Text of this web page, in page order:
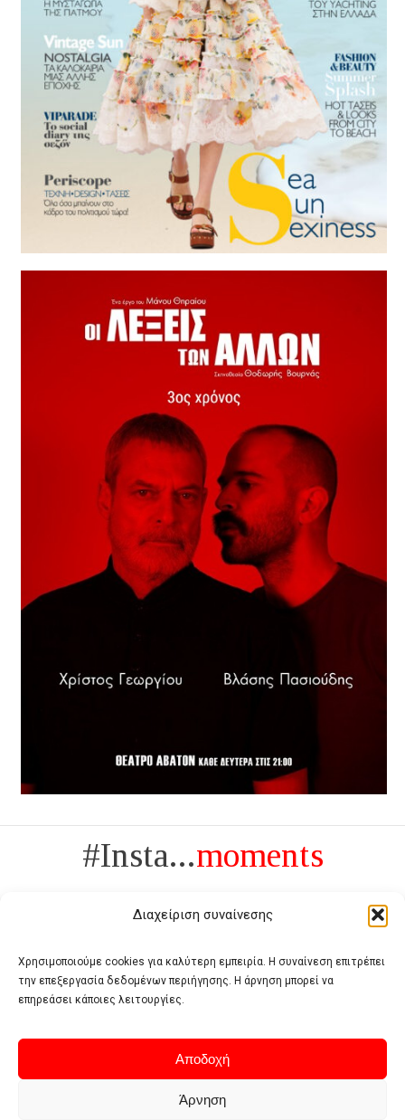
Διαχείριση συναίνεσης
Χρησιμοποιούμε cookies για καλύτερη εμπειρία. Η συναίνεση επιτρέπει
την επεξεργασία δεδομένων περιήγησης. Η άρνηση μπορεί να
επηρεάσει κάποιες λειτουργίες.
Αποδοχή
Άρνηση
#Insta...moments
Πολυτέλεια δεν είναι το αντίθετο της ανέχειας, είναι το αντίθετο της